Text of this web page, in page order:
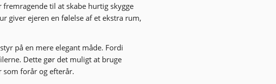
til at skabe hurtig skygge
giver ejeren en følelse af et ekstra rum,
på en mere elegant måde. Fordi
Dette gør det muligt at bruge
som forår og efterår.